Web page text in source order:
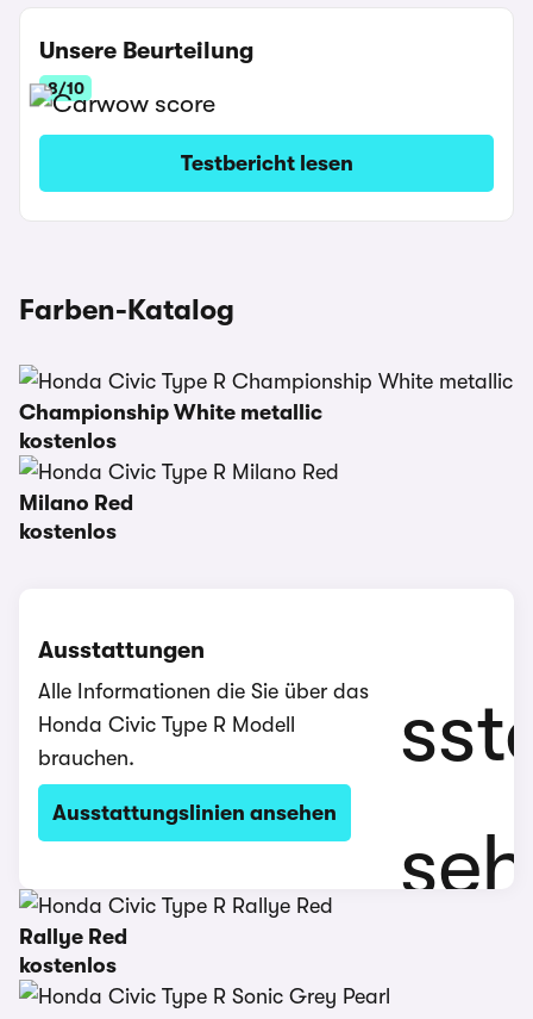
Unsere Beurteilung
8/10
Testbericht lesen
Farben-Katalog
Championship White metallic
kostenlos
Milano Red
kostenlos
Ausstattungen
Alle Informationen die Sie über das
Honda Civic Type R Modell
brauchen.
Ausstattungslinien ansehen
Rallye Red
kostenlos